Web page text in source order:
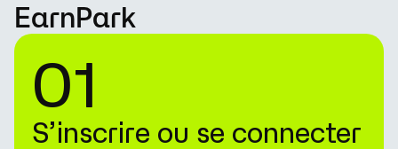
EarnPark
01
S’inscrire ou se connecter